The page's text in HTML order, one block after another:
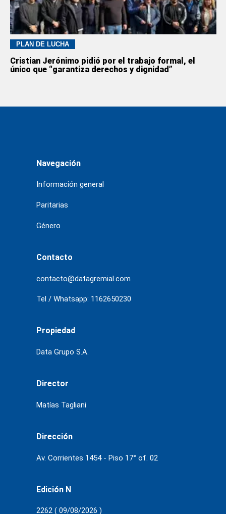
PLAN DE LUCHA
Cristian Jerónimo pidió por el trabajo formal, el
único que “garantiza derechos y dignidad”
Navegación
Información general
Paritarias
Género
Contacto
contacto@datagremial.com
Tel / Whatsapp: 1162650230
Propiedad
Data Grupo S.A.
Director
Matías Tagliani
Dirección
Av. Corrientes 1454 - Piso 17° of. 02
Edición N
2262 ( 09/08/2026 )